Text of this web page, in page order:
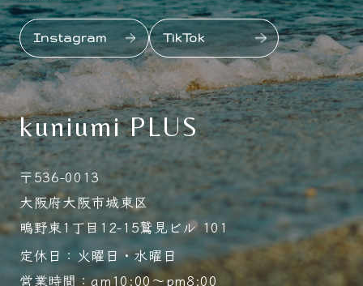
Instagram TikTok
kuniumi PLUS
〒536-0013
大阪府大阪市城東区
鴫野東1丁目12-15鷲見ビル 101
定休日：火曜日・水曜日
営業時間：am10:00～pm8:00